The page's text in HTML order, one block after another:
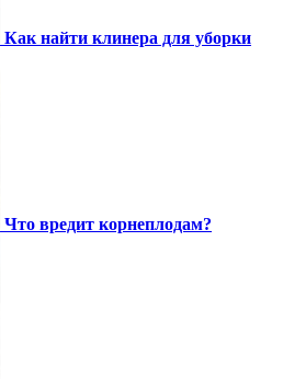
Как найти клинера для уборки
Что вредит корнеплодам?